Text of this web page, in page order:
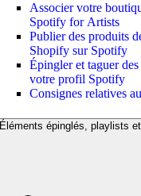
Associer votre
Spotify for Artists
Publier des produits
Shopify sur Spotify
Épingler et taguer
votre profil Spotify
Consignes relatives
Éléments épinglés, playlists